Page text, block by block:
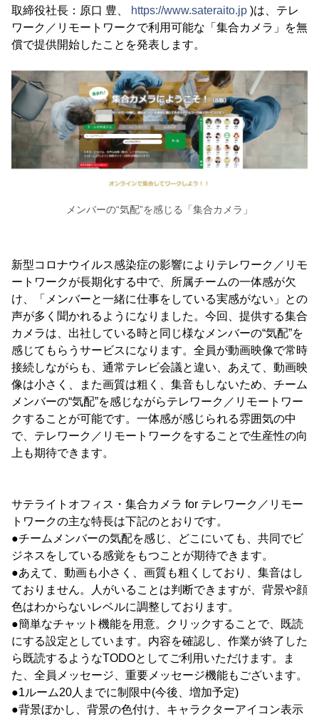
取締役社長：原口 豊、
https://www.sateraito.jp )は、テレ
ワーク／リモートワークで利用可能な「集合カメラ」を無
償で提供開始したことを発表します。
メンバーの“気配”を感じる「集合カメラ」
新型コロナウイルス感染症の影響によりテレワーク／リモ
ートワークが長期化する中で、所属チームの一体感が欠
け、「メンバーと一緒に仕事をしている実感がない」との
声が多く聞かれるようになりました。今回、提供する集合
カメラは、出社している時と同じ様なメンバーの“気配”を
感じてもらうサービスになります。全員が動画映像で常時
接続しながらも、通常テレビ会議と違い、あえて、動画映
像は小さく、また画質は粗く、集音もしないため、チーム
メンバーの“気配”を感じながらテレワーク／リモートワー
クすることが可能です。一体感が感じられる雰囲気の中
で、テレワーク／リモートワークをすることで生産性の向
上も期待できます。
サテライトオフィス・集合カメラ for テレワーク／リモー
トワークの主な特長は下記のとおりです。
●チームメンバーの気配を感じ、どこにいても、共同でビ
ジネスをしている感覚をもつことが期待できます。
●あえて、動画も小さく、画質も粗くしており、集音はし
ておりません。人がいることは判断できますが、背景や顔
色はわからないレベルに調整しております。
●簡単なチャット機能を用意。クリックすることで、既読
にする設定としています。内容を確認し、作業が終了した
ら既読するようなTODOとしてご利用いただけます。ま
た、全員メッセージ、重要メッセージ機能もございます。
●1ルーム20人までに制限中(今後、増加予定)
●背景ぼかし、背景の色付け、キャラクターアイコン表示